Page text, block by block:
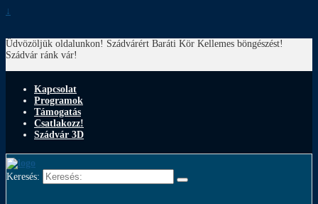
↓
Üdvözöljük oldalunkon! Szádvárért Baráti Kör Kellemes böngészést!
Szádvár ránk vár!
Kapcsolat
Programok
Támogatás
Csatlakozz!
Szádvár 3D
Keresés: